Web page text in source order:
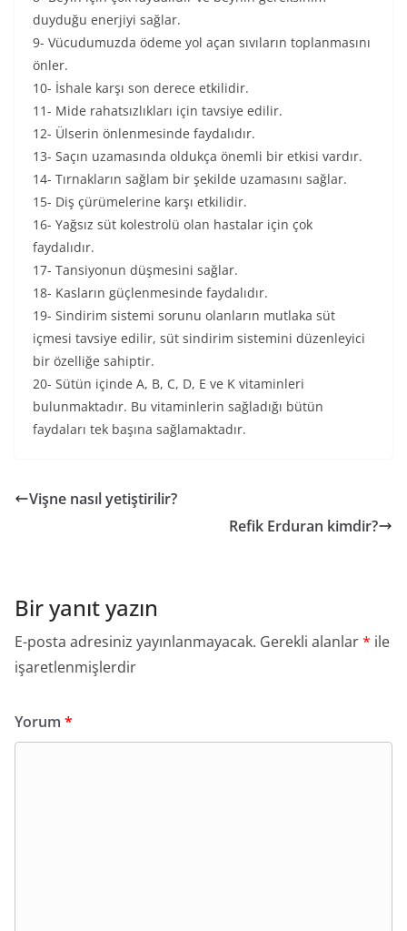
duyduğu enerjiyi sağlar.
9- Vücudumuzda ödeme yol açan sıvıların toplanmasını
önler.
10- İshale karşı son derece etkilidir.
11- Mide rahatsızlıkları için tavsiye edilir.
12- Ülserin önlenmesinde faydalıdır.
13- Saçın uzamasında oldukça önemli bir etkisi vardır.
14- Tırnakların sağlam bir şekilde uzamasını sağlar.
15- Diş çürümelerine karşı etkilidir.
16- Yağsız süt kolestrolü olan hastalar için çok
faydalıdır.
17- Tansiyonun düşmesini sağlar.
18- Kasların güçlenmesinde faydalıdır.
19- Sindirim sistemi sorunu olanların mutlaka süt
içmesi tavsiye edilir, süt sindirim sistemini düzenleyici
bir özelliğe sahiptir.
20- Sütün içinde A, B, C, D, E ve K vitaminleri
bulunmaktadır. Bu vitaminlerin sağladığı bütün
faydaları tek başına sağlamaktadır.
Vişne nasıl yetiştirilir?
Refik Erduran kimdir?
Bir yanıt yazın
E-posta adresiniz yayınlanmayacak. Gerekli alanlar* ile
işaretlenmişlerdir
Yorum *